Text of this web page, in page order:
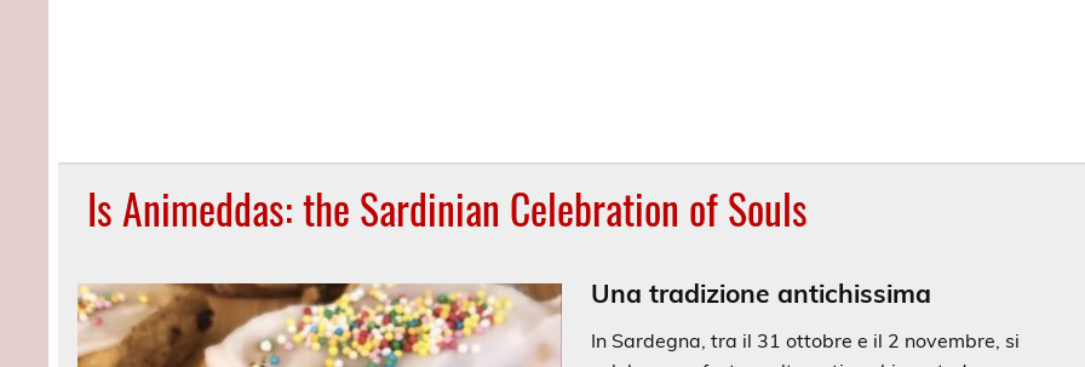
Is Animeddas: the Sardinian Celebration of Souls
Una tradizione antichissima
In Sardegna, tra il 31 ottobre e il 2 novembre, si